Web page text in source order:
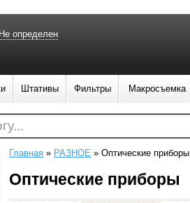
Главная » РАЗНОЕ » Оптические приборы
Оптические приборы
Не определен
Штативы Фильтры Макросъемка